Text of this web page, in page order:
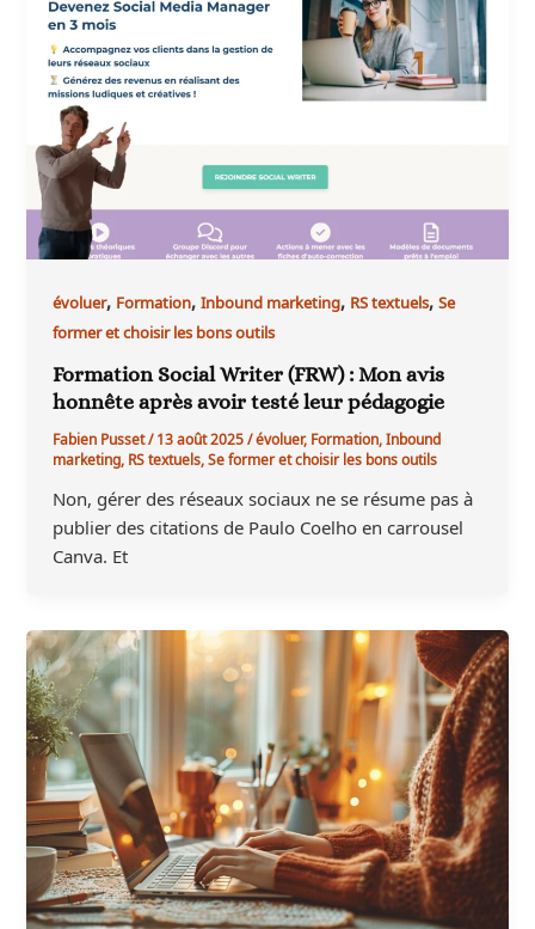
évoluer, Formation,Inbound marketing, RS textuels,Se
former et choisir les bons outils
Formation Social Writer (FRW) : Mon avis
honnête après avoir testé leur pédagogie
Fabien Pusset/13 août 2025/évoluer,Formation,Inbound
marketing,RS textuels,Se former et choisir les bons outils
Non, gérer des réseaux sociaux ne se résume pas à
publier des citations de Paulo Coelho en carrousel
Canva. Et